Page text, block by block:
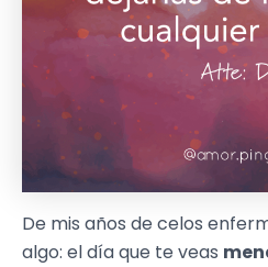
De mis años de celos
algo: el día que te veas